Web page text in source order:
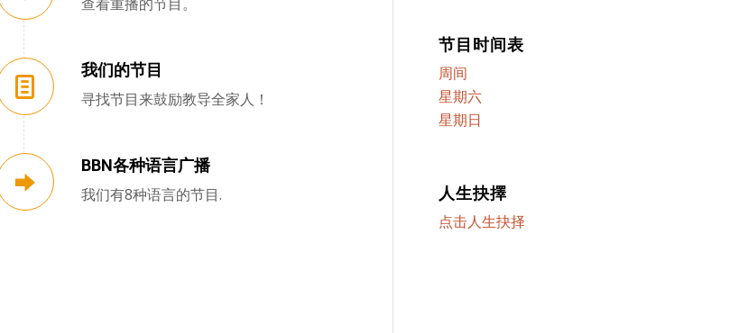
我们的节目
寻找节目来鼓励教导全家人！
BBN各种语言广播
我们有8种语言的节目.
节目时间表
周间
星期六
星期日
人生抉擇
点击人生抉择